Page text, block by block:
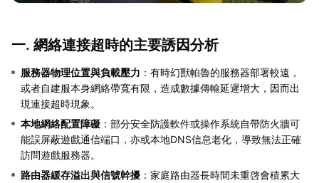
一. 網絡連接超時的主要誘因分析
服務器物理位置與負載壓力 ：有時幻獸帕魯的服務器部署較遠，
或者自建服本身網絡帶寬有限，造成數據傳輸延遲增大，因而出
現連接超時現象。
本地網絡配置障礙 ：部分安全防護軟件或操作系統自帶防火牆可
能誤屏蔽遊戲通信端口，亦或本地DNS信息老化，導致無法正確
訪問遊戲服務器。
路由器緩存溢出與信號幹擾 ：家庭路由器長時間未重啓會積累大